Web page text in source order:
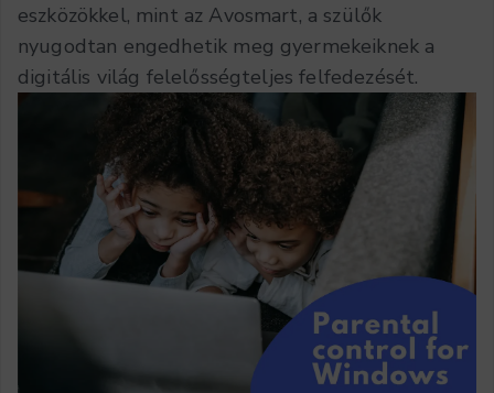
eszközökkel, mint az Avosmart, a szülők
nyugodtan engedhetik meg gyermekeiknek a
digitális világ felelősségteljes felfedezését.